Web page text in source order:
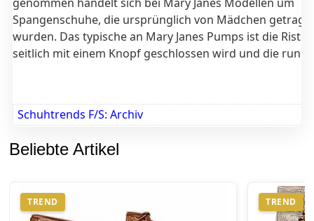
Spangenschuhe, die ursprünglich von Mädchen
wurden. Das typische an Mary Janes Pumps ist die
seitlich mit einem Knopf geschlossen wird und die
Schuhtrends F/S: Archiv
Beliebte Artikel
TREND TREND